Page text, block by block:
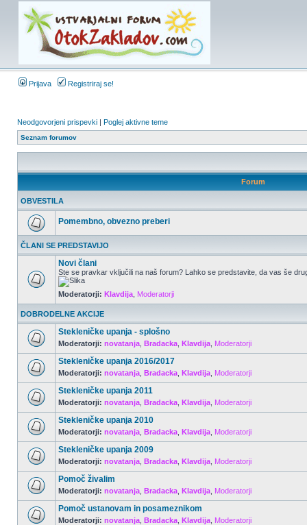
Prijava Registriraj se!
Neodgovorjeni prispevki | Poglej aktivne teme
Seznam forumov
Forum
OBVESTILA
Pomembno, obvezno preberi
ČLANI SE PREDSTAVIJO
Novi člani
Ste se pravkar vključili na naš forum? Lahko se predstavite, da vas še
Moderatorji: Klavdija Moderatorji
DOBRODELNE AKCIJE
Stekleničke upanja - splošno
Moderatorji: novatanja Bradacka Klavdija Moderatorji
Stekleničke upanja 2016/2017
Moderatorji: novatanja Bradacka Klavdija Moderatorji
Stekleničke upanja 2011
Moderatorji: novatanja Bradacka Klavdija Moderatorji
Stekleničke upanja 2010
Moderatorji: novatanja Bradacka Klavdija Moderatorji
Stekleničke upanja 2009
Moderatorji: novatanja Bradacka Klavdija Moderatorji
Pomoč živalim
Moderatorji: novatanja Bradacka Klavdija Moderatorji
Pomoč ustanovam in posameznikom
Moderatorji: novatanja Bradacka Klavdija Moderatorji